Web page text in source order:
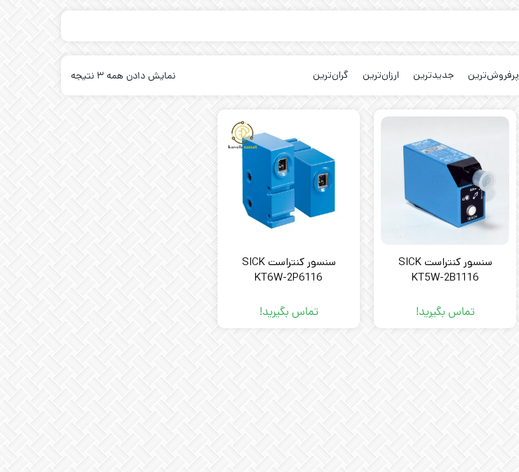
پرفروش‌ترین جدیدترین ارزان‌ترین گران‌ترین نمایش دادن همه 3 نتیجه
سنسور کنتراست SICK
KT5W-2B1116
تماس بگیرید!
سنسور کنتراست SICK
KT6W-2P6116
تماس بگیرید!